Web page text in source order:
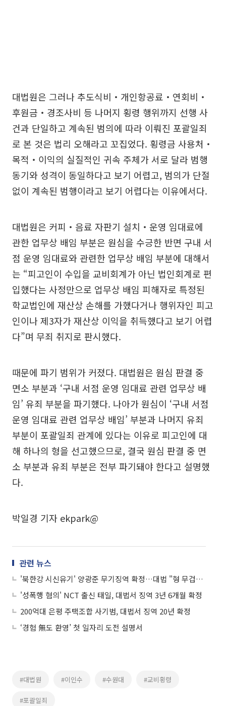
대법원은 그러나 추도식비‧개인항공료‧연회비‧
후원금‧경조사비 등 나머지 횡령 행위까지 선행 사
건과 단일하고 계속된 범의에 따라 이뤄진 포괄일죄
로 본 것은 법리 오해라고 꼬집었다. 횡령금 사용처‧
목적‧이익의 실질적인 귀속 주체가 서로 달라 범행
동기와 성격이 동일하다고 보기 어렵고, 범의가 단절
없이 계속된 범행이라고 보기 어렵다는 이유에서다.
대법원은 커피‧음료 자판기 설치‧운영 임대료에
관한 업무상 배임 부분은 원심을 수긍한 반면 구내 서
점 운영 임대료와 관련한 업무상 배임 부분에 대해서
는 “피고인이 수입을 교비회계가 아닌 법인회계로 편
입했다는 사정만으로 업무상 배임 피해자로 특정된
학교법인에 재산상 손해를 가했다거나 행위자인 피고
인이나 제3자가 재산상 이익을 취득했다고 보기 어렵
다”며 무죄 취지로 판시했다.
때문에 파기 범위가 커졌다. 대법원은 원심 판결 중
면소 부분과 ‘구내 서점 운영 임대료 관련 업무상 배
임’ 유죄 부분을 파기했다. 나아가 원심이 ‘구내 서점
운영 임대료 관련 업무상 배임’ 부분과 나머지 유죄
부분이 포괄일죄 관계에 있다는 이유로 피고인에 대
해 하나의 형을 선고했으므로, 결국 원심 판결 중 면
소 부분과 유죄 부분은 전부 파기돼야 한다고 설명했
다.
박일경 기자 ekpark@
관련 뉴스
'북한강 시신유기' 양광준 무기징역 확정…대법 "형 무겁지 않아"
'성폭행 혐의' NCT 출신 태일, 대법서 징역 3년 6개월 확정
200억대 은평 주택조합 사기범, 대법서 징역 20년 확정
‘경험 無도 환영’ 첫 일자리 도전 설명서
#대법원 #이인수 #수원대 #교비횡령
#포괄일죄